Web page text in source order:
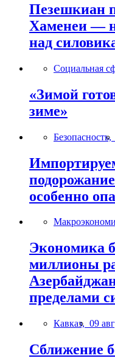
Пезешкиан
Хаменеи —
над
Социальная
«Зимой
зиме»
Безопасность,
особенно
Экономика
миллионы
пределами
Кавказ, 09
Сближение